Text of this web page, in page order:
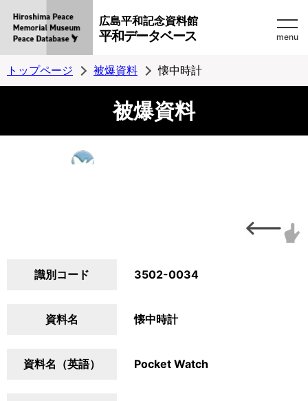
広島平和記念資料館
平和データベース menu
トップページ 被爆資料 懐中時計
被爆資料
識別コード 3502-0034
資料名 懐中時計
資料名（英語） Pocket Watch